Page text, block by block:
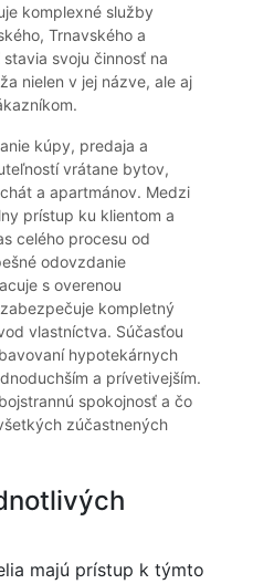
komplexné služby
Trnavského a
svoju činnosť na
nielen v jej názve, ale aj
kúpy, predaja a
vrátane bytov,
a apartmánov. Medzi
prístup ku klientom a
celého procesu od
odovzdanie
s overenou
kompletný
vlastníctva. Súčasťou
hypotekárnych
a prívetivejším.
spokojnosť a čo
zúčastnených
majú prístup k týmto